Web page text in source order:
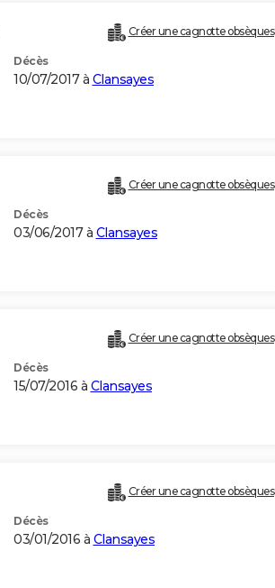
Créer une cagnotte obsèques
Décès
10/07/2017 à Clansayes
Créer une cagnotte obsèques
Décès
03/06/2017 à Clansayes
Créer une cagnotte obsèques
Décès
15/07/2016 à Clansayes
Créer une cagnotte obsèques
Décès
03/01/2016 à Clansayes